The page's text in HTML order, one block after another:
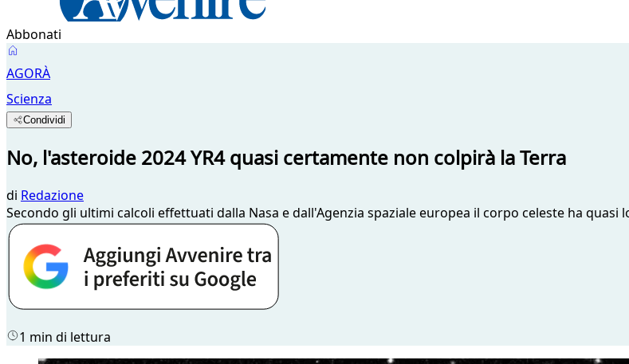
Abbonati
AGORÀ
Scienza
Condividi
No, l'asteroide 2024 YR4 quasi certamente non colpirà la Terra
di Redazione
Secondo gli ultimi calcoli effettuati dalla Nasa e dall'Agenzia spaziale europea il corpo celeste ha
1 min di lettura